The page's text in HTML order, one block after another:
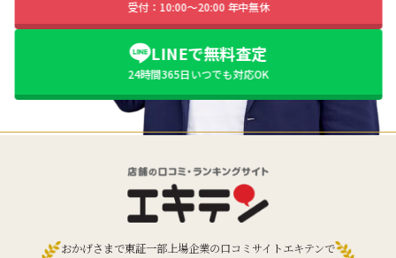
受付：10:00〜20:00 年中無休
LINEで無料査定
24時間365日いつでも対応OK
おかげさまで東証一部上場企業の口コミサイトエキテンで